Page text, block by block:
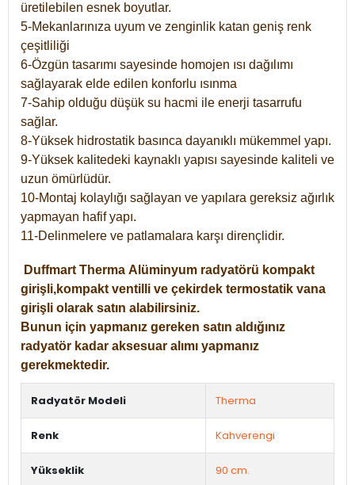
üretilebilen esnek boyutlar.
5-Mekanlarınıza uyum ve zenginlik katan geniş renk
çeşitliliği
6-Özgün tasarımı sayesinde homojen ısı dağılımı
sağlayarak elde edilen konforlu ısınma
7-Sahip olduğu düşük su hacmi ile enerji tasarrufu
sağlar.
8-Yüksek hidrostatik basınca dayanıklı mükemmel yapı.
9-Yüksek kalitedeki kaynaklı yapısı sayesinde kaliteli ve
uzun ömürlüdür.
10-Montaj kolaylığı sağlayan ve yapılara gereksiz ağırlık
yapmayan hafif yapı.
11-Delinmelere ve patlamalara karşı dirençlidir.
Duffmart Therma Alüminyum radyatörü kompakt
girişli,kompakt ventilli ve çekirdek termostatik vana
girişli olarak satın alabilirsiniz.
Bunun için yapmanız gereken satın aldığınız
radyatör kadar aksesuar alımı yapmanız
gerekmektedir.
Radyatör Modeli Therma
Renk Kahverengi
Yükseklik 90 cm.